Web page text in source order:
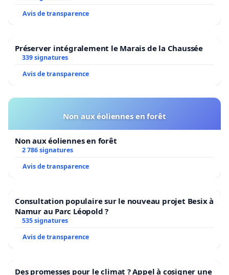
Avis de transparence
Préserver intégralement le Marais de la Chaussée
339 signatures
Avis de transparence
Non aux éoliennes en forêt
Non aux éoliennes en forêt
2 786 signatures
Avis de transparence
Consultation populaire sur le nouveau projet Besix à
Namur au Parc Léopold ?
535 signatures
Avis de transparence
Des promesses pour le climat ? Appel à cosigner une